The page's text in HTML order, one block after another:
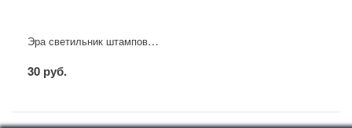
Эра светильник штампованный поворотный MR16 хром
30 руб.